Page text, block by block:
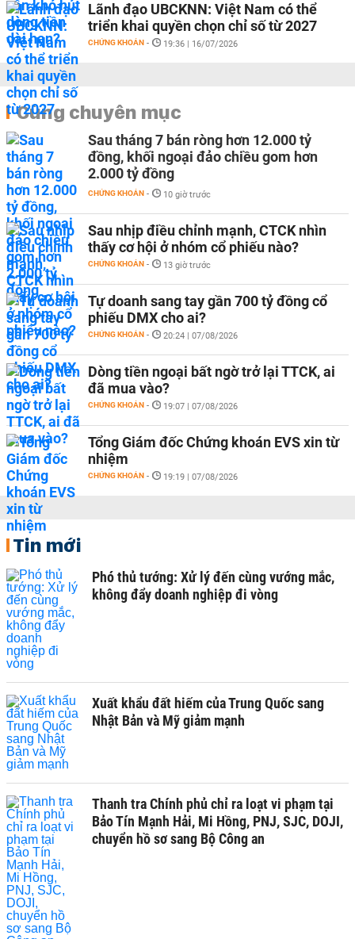
Lãnh đạo UBCKNN: Việt Nam có thể
triển khai quyền chọn chỉ số từ 2027
CHỨNG KHOÁN - 19:36 | 16/07/2026
Cùng chuyên mục
Sau tháng 7 bán ròng hơn 12.000 tỷ
đồng, khối ngoại đảo chiều gom hơn
2.000 tỷ đồng
CHỨNG KHOÁN - 10 giờ trước
Sau nhịp điều chỉnh mạnh, CTCK nhìn
thấy cơ hội ở nhóm cổ phiếu nào?
CHỨNG KHOÁN - 13 giờ trước
Tự doanh sang tay gần 700 tỷ đồng cổ
phiếu DMX cho ai?
CHỨNG KHOÁN - 20:24 | 07/08/2026
Dòng tiền ngoại bất ngờ trở lại TTCK, ai
đã mua vào?
CHỨNG KHOÁN - 19:07 | 07/08/2026
Tổng Giám đốc Chứng khoán EVS xin từ
nhiệm
CHỨNG KHOÁN - 19:19 | 07/08/2026
Tin mới
Phó thủ tướng: Xử lý đến cùng vướng mắc,
không đẩy doanh nghiệp đi vòng
Xuất khẩu đất hiếm của Trung Quốc sang
Nhật Bản và Mỹ giảm mạnh
Thanh tra Chính phủ chỉ ra loạt vi phạm tại
Bảo Tín Mạnh Hải, Mi Hồng, PNJ, SJC, DOJI,
chuyển hồ sơ sang Bộ Công an